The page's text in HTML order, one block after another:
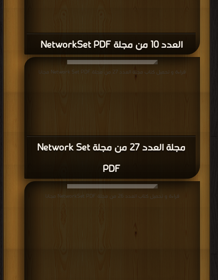
العدد 10 من مجلة NetworkSet PDF
مجلة العدد 27 من مجلة Network Set
PDF
قراءة و تحميل كتاب مجلة العدد 27 من مجلة Network Set PDF مجانا
قراءة و تحميل كتاب العدد 26 من مجلة NetworkSet PDF مجانا